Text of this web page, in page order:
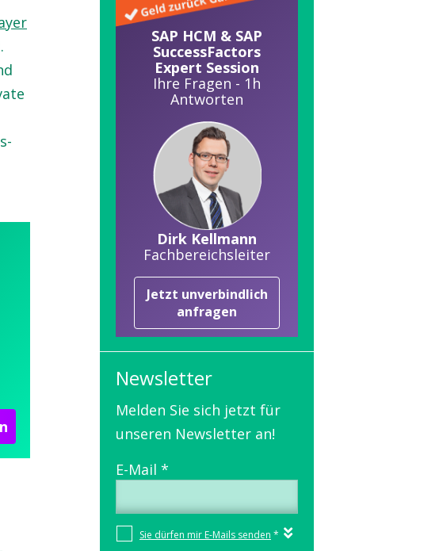
SAP HCM & SAP
SuccessFactors
Expert Session
Ihre Fragen - 1h
Antworten
Dirk Kellmann
Fachbereichsleiter
Jetzt unverbindlich
anfragen
Newsletter
Melden Sie sich jetzt für
unseren Newsletter an!